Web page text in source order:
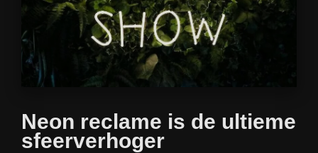
Neon reclame is de ultieme
sfeerverhoger